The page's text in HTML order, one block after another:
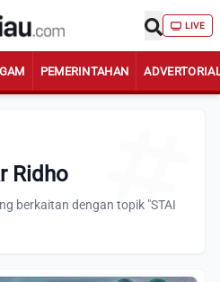
LIVE
PEMERINTAHAN
Ridho
berkaitan dengan topik "STAI